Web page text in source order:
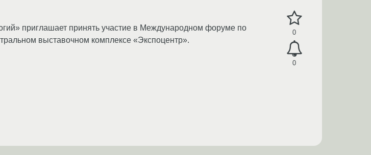
0
0
приглашает принять участие в Международном форуме по
выставочном комплексе «Экспоцентр».